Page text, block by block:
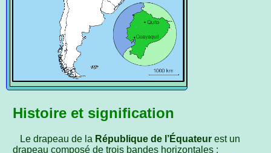
Histoire et signification
Le drapeau de la République de l’Équateurest un
drapeau composé de trois bandes horizontales :